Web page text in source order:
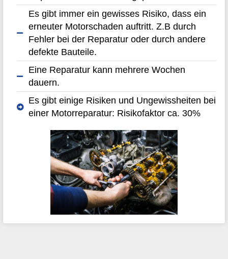
Es gibt immer ein gewisses Risiko, dass ein
erneuter Motorschaden auftritt. Z.B durch
Fehler bei der Reparatur oder durch andere
defekte Bauteile.
Eine Reparatur kann mehrere Wochen
dauern.
Es gibt einige Risiken und Ungewissheiten bei
einer Motorreparatur: Risikofaktor ca. 30%